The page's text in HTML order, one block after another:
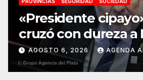
«Presidente
cruzó con dureza a
advirtió sobre un
político por traición
AGOSTO 6, 2026 AGENDA